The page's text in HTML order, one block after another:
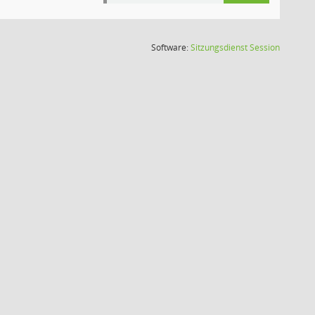
Software:SitzungsdienstSession(Wird in